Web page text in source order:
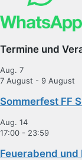
Termine und
Aug. 7
7 August - 9 August
Sommerfest FF
Aug. 14
17:00 - 23:59
Feuerabend und